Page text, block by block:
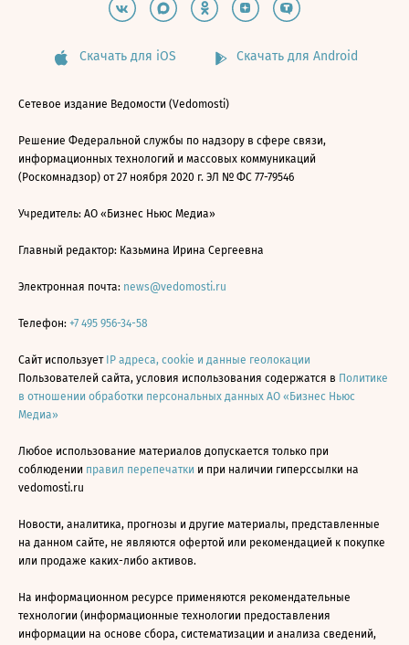
Скачать для iOS Скачать для Android
Сетевое издание Ведомости (Vedomosti)
Решение Федеральной службы по надзору в сфере связи,
информационных технологий и массовых коммуникаций
(Роскомнадзор) от 27 ноября 2020 г. ЭЛ № ФС 77-79546
Учредитель: АО «Бизнес Ньюс Медиа»
Главный редактор: Казьмина Ирина Сергеевна
Электронная почта: news@vedomosti.ru
Телефон: +7 495 956-34-58
Сайт использует IP адреса, cookie и данные геолокации
Пользователей сайта, условия использования содержатся в Политике
в отношении обработки персональных данных АО «Бизнес Ньюс
Медиа»
Любое использование материалов допускается только при
соблюдении правил перепечатки и при наличии гиперссылки на
vedomosti.ru
Новости, аналитика, прогнозы и другие материалы, представленные
на данном сайте, не являются офертой или рекомендацией к покупке
или продаже каких-либо активов.
На информационном ресурсе применяются рекомендательные
технологии (информационные технологии предоставления
информации на основе сбора, систематизации и анализа сведений,